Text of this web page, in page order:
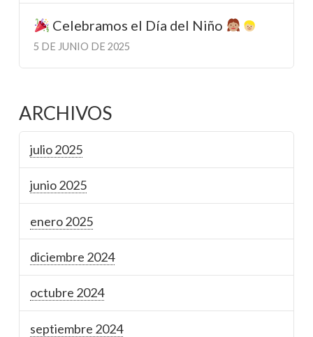
Celebramos el Día del Niño
5 DE JUNIO DE 2025
ARCHIVOS
julio 2025
junio 2025
enero 2025
diciembre 2024
octubre 2024
septiembre 2024